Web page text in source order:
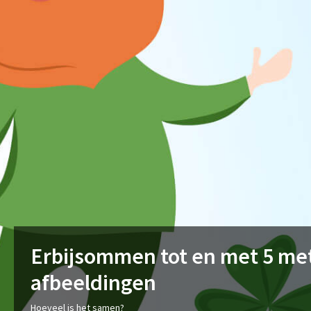
Erbijsommen tot en met 5
afbeeldingen
Hoeveel is het samen?